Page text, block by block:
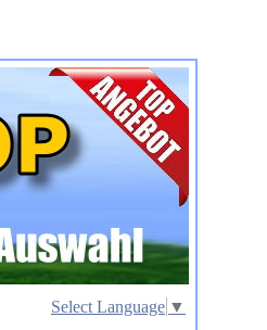
Select Language ▼